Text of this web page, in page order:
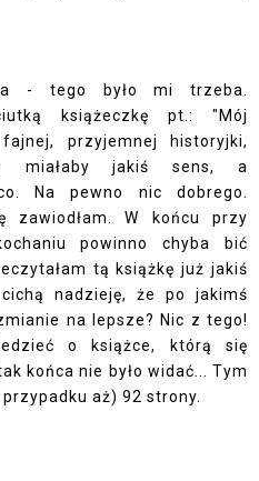
- tego było mi trzeba.
książeczkę pt.: "Mój
przyjemnej historyjki,
miałaby jakiś sens, a
Na pewno nic dobrego.
zawiodłam. W końcu przy
powinno chyba bić
tą książkę już jakiś
nadzieję, że po jakimś
na lepsze? Nic z tego!
o książce, którą się
końca nie było widać... Tym
aż) 92 strony.